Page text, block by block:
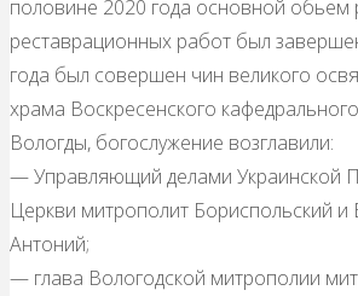
половине 2020 года основной обьем
реставрационных работ был
года был совершен чин великого
храма Воскресенского
Вологды, богослужение возглавили:
— Управляющий делами Украинской
Церкви митрополит Бориспольский и
Антоний;
— глава Вологодской митрополии